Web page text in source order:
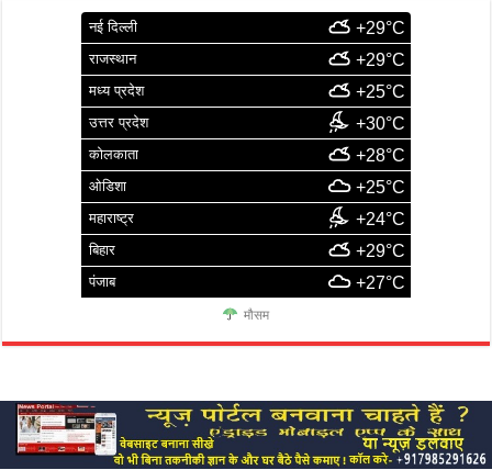
नई दिल्ली +29°C
राजस्थान +29°C
मध्य प्रदेश +25°C
उत्तर प्रदेश +30°C
कोलकाता +28°C
ओडिशा +25°C
महाराष्ट्र +24°C
बिहार +29°C
पंजाब +27°C
मौसम